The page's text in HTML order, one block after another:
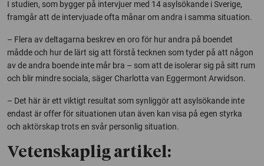
I studien, som bygger på intervjuer med 14 asylsökande i Sverige,
framgår att de intervjuade ofta månar om andra i samma situation.
– Flera av deltagarna beskrev en oro för hur andra på boendet
mådde och hur de lärt sig att förstå tecknen som tyder på att någon
av de andra boende inte mår bra – som att de isolerar sig på sitt rum
och blir mindre sociala, säger Charlotta van Eggermont Arwidson.
– Det här är ett viktigt resultat som synliggör att asylsökande inte
endast är offer för situationen utan även kan visa på egen styrka
och aktörskap trots en svår personlig situation.
Vetenskaplig artikel: